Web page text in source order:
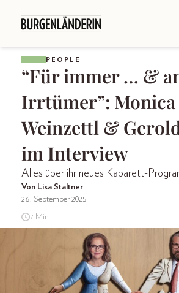
PEOPLE
“Für immer … &
Irrtümer”: Monica
Weinzettl &
im Interview
Alles über ihr neues Kabarett-
Von Lisa Staltner
26. September 2025
7 Min.